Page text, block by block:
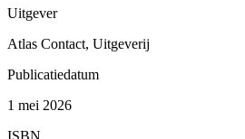
Uitgever
Atlas Contact, Uitgeverij
Publicatiedatum
1 mei 2026
ISBN